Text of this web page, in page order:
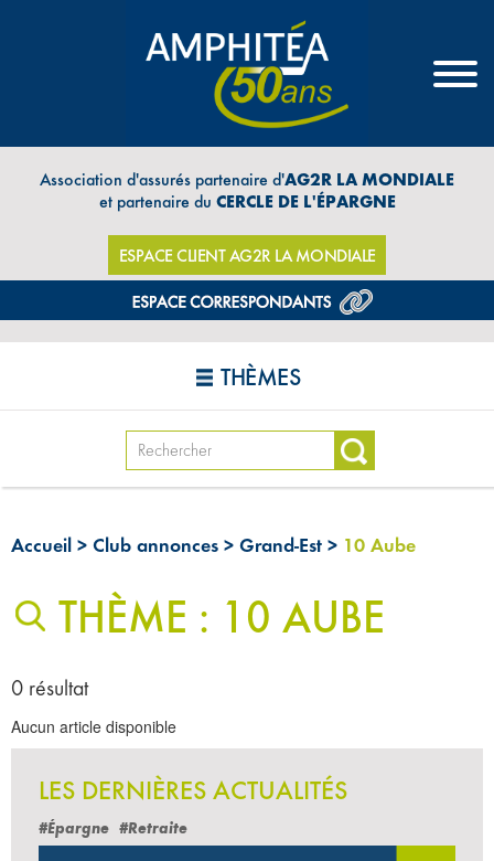
Association d'assurés partenaire d'AG2R LA MONDIALE
et partenaire du CERCLE DE L'ÉPARGNE
ESPACE CLIENT AG2R LA MONDIALE
THÈMES
Accueil > Club annonces > Grand-Est > 10 Aube
THÈME : 10 AUBE
0 résultat
Aucun article disponible
LES DERNIÈRES ACTUALITÉS
#Épargne #Retraite